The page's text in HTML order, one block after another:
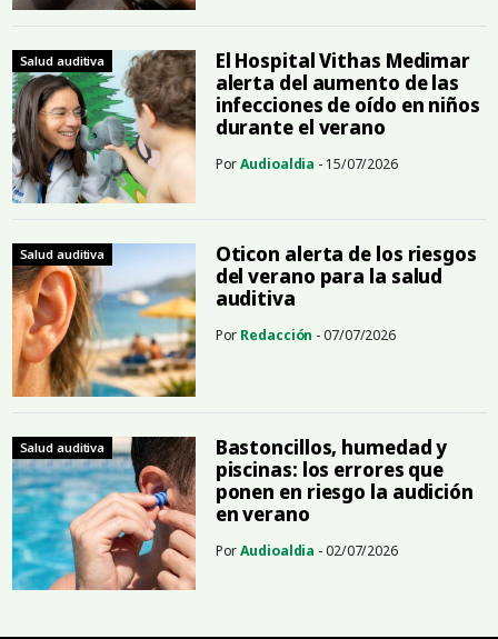
Salud auditiva
El Hospital Vithas Medimar
alerta del aumento de las
infecciones de oído en niños
durante el verano
PorAudioaldia - 15/07/2026
Salud auditiva
Oticon alerta de los riesgos
del verano para la salud
auditiva
Por Redacción - 07/07/2026
Salud auditiva
Bastoncillos, humedad y
piscinas: los errores que
ponen en riesgo la audición
en verano
PorAudioaldia - 02/07/2026